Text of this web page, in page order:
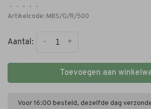
• • • •
•
Artikelcode: MBS/G/R/500
Aantal: +
-
Toevoegen aan
Voor 16:00 besteld, dezelfde dag